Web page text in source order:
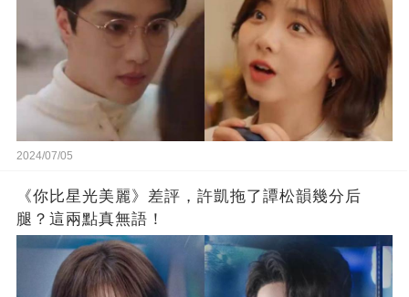
2024/07/05
《你比星光美麗》差評，許凱拖了譚松韻幾分后
腿？這兩點真無語！